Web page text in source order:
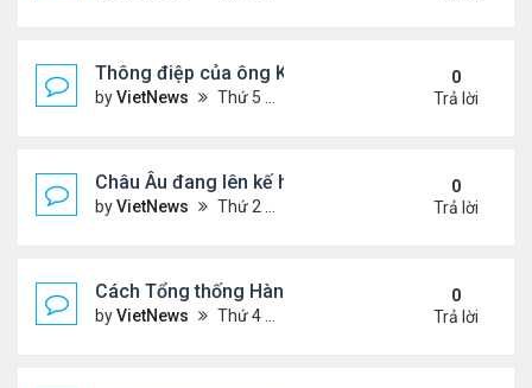
Thông điệp của ông Kim Jong-un khi đưa con gái
byVietNews Thứ 5 Tháng 9 04, 2025 4:12 pm
0
Trả lời
Châu Âu đang lên kế hoạch chi tiết về ý tưởng
byVietNews Thứ 2 Tháng 9 01, 2025 3:55 pm
0
Trả lời
Cách Tổng thống Hàn Quốc dập lửa căng thẳng
byVietNews Thứ 4 Tháng 8 27, 2025 4:57 pm
0
Trả lời